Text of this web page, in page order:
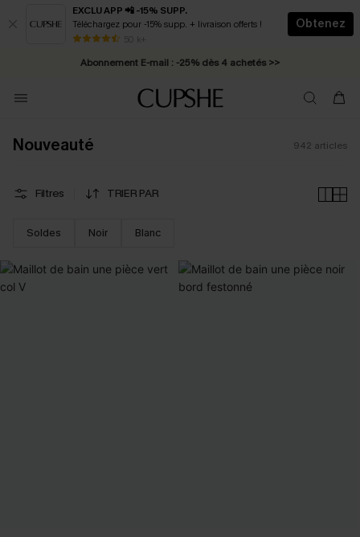
EXCLU APP 📲 -15% SUPP.
Téléchargez pour -15% supp. + livraison offerts !
50 k+
Obtenez
* Livraison éclair 2-3 jours ouvrés >>
Abonnement E-mail : -25% dès 4 achetés >>
Nouveauté 942 articles
Filtres TRIER PAR
Soldes Noir Blanc